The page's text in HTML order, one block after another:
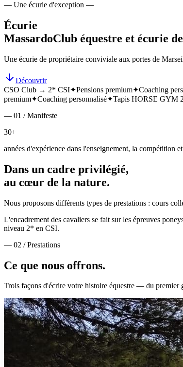
— Une écurie d'exception —
Écurie
MassardoClub équestre et écurie
Une écurie de propriétaire conviviale aux portes de
Découvrir
CSO Club → 2* CSI✦Pensions premium✦Coaching
premium✦Coaching personnalisé✦Tapis HORSE GYM
— 01 / Manifeste
30+
années d'expérience dans l'enseignement, la compétition
Dans un cadre privilégié,
au cœur de la nature.
Nous proposons différents types de prestations : cours
L'encadrement des cavaliers se fait sur les épreuves
niveau 2* en CSI.
— 02 / Prestations
Ce que nous offrons.
Trois façons d'écrire votre histoire équestre — du premier